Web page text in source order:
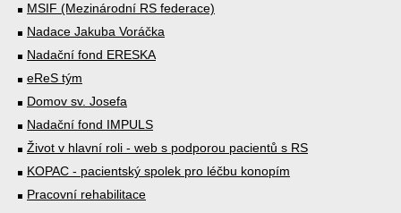
MSIF (Mezinárodní RS federace)
Nadace Jakuba Voráčka
Nadační fond ERESKA
eReS tým
Domov sv. Josefa
Nadační fond IMPULS
Život v hlavní roli - web s podporou pacientů s RS
KOPAC - pacientský spolek pro léčbu konopím
Pracovní rehabilitace